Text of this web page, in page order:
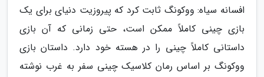
افسانه سیاه: ووکونگ ثابت کرد که پیروزیت دنیای برای یک
بازی چینی کاملاً ممکن است، حتی زمانی که آن بازی
داستانی کاملاً چینی را در هسته خود دارد. داستان بازی
ووکونگ بر اساس رمان کلاسیک چینی سفر به غرب نوشته